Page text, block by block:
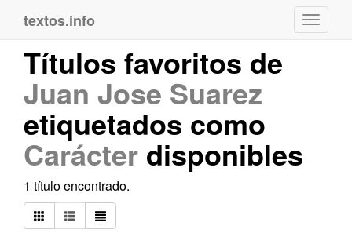
textos.info
Títulos favoritos de
Juan Jose Suarez
etiquetados como
Carácter disponibles
1 título encontrado.